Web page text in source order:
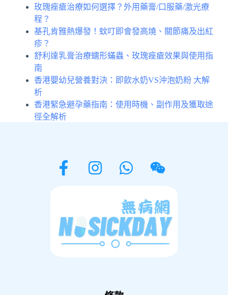
玫瑰痤瘡治療如何選擇？外用藥膏/口服藥/激光療
程？
基孔肯雅熱爆發！蚊叮即會發高燒、關節痛及出紅
疹？
舒利達乳膏治療蠕形蟎蟲、玫瑰痤瘡效果與使用指
南
香港嬰幼兒營養對決：即飲水奶VS沖泡奶粉 大解
析
香港緊急避孕藥指南：使用時機、副作用及獲取途
徑全解析